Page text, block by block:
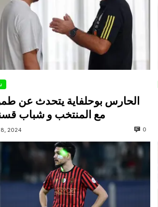
الحارس بوحلفاية يتحدث عن
مع المنتخب و شباب
2024 0